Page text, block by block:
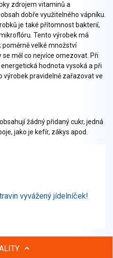
výrobky
zdrojem vitaminů a
dobře využitelného vápníku.
je také přítomnost bakterií,
Tento výrobek má
poměrně velké množství
měl co nejvíce omezovat. Při
hodnota vysoká a při
výrobek pravidelně zařazovat ve
žádný přidaný cukr, jedná
jako je kefír, zákys apod.
vyvážený jídelníček!